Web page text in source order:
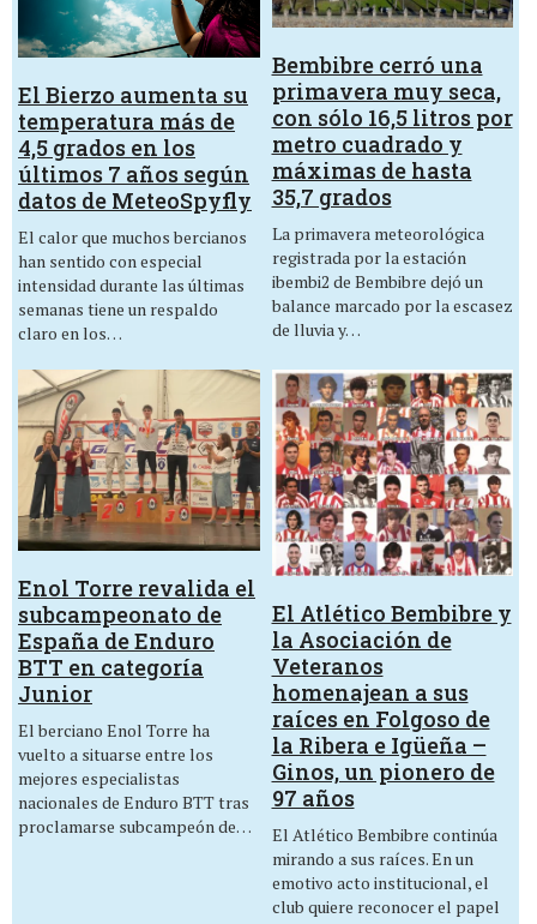
El Bierzo aumenta su
temperatura más de
4,5 grados en los
últimos 7 años según
datos de MeteoSpyfly
El calor que muchos bercianos
han sentido con especial
intensidad durante las últimas
semanas tiene un respaldo
claro en los…
Bembibre cerró una
primavera muy seca,
con sólo 16,5 litros por
metro cuadrado y
máximas de hasta
35,7 grados
La primavera meteorológica
registrada por la estación
ibembi2 de Bembibre dejó un
balance marcado por la escasez
de lluvia y…
Enol Torre revalida el
subcampeonato de
España de Enduro
BTT en categoría
Junior
El berciano Enol Torre ha
vuelto a situarse entre los
mejores especialistas
nacionales de Enduro BTT tras
proclamarse subcampeón de…
El Atlético Bembibre y
la Asociación de
Veteranos
homenajean a sus
raíces en Folgoso de
la Ribera e Igüeña –
Ginos, un pionero de
97 años
El Atlético Bembibre continúa
mirando a sus raíces. En un
emotivo acto institucional, el
club quiere reconocer el papel